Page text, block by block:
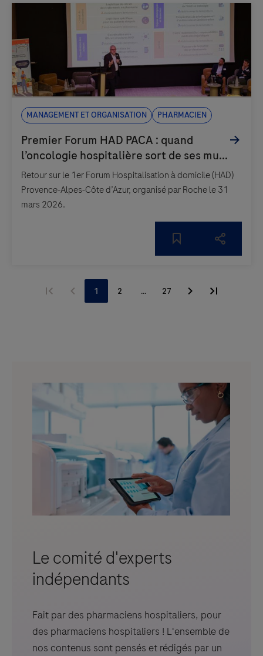
Le comité d'experts
indépendants
Fait par des pharmaciens hospitaliers, pour
des pharmaciens hospitaliers ! L'ensemble de
nos contenus sont pensés et rédigés par un